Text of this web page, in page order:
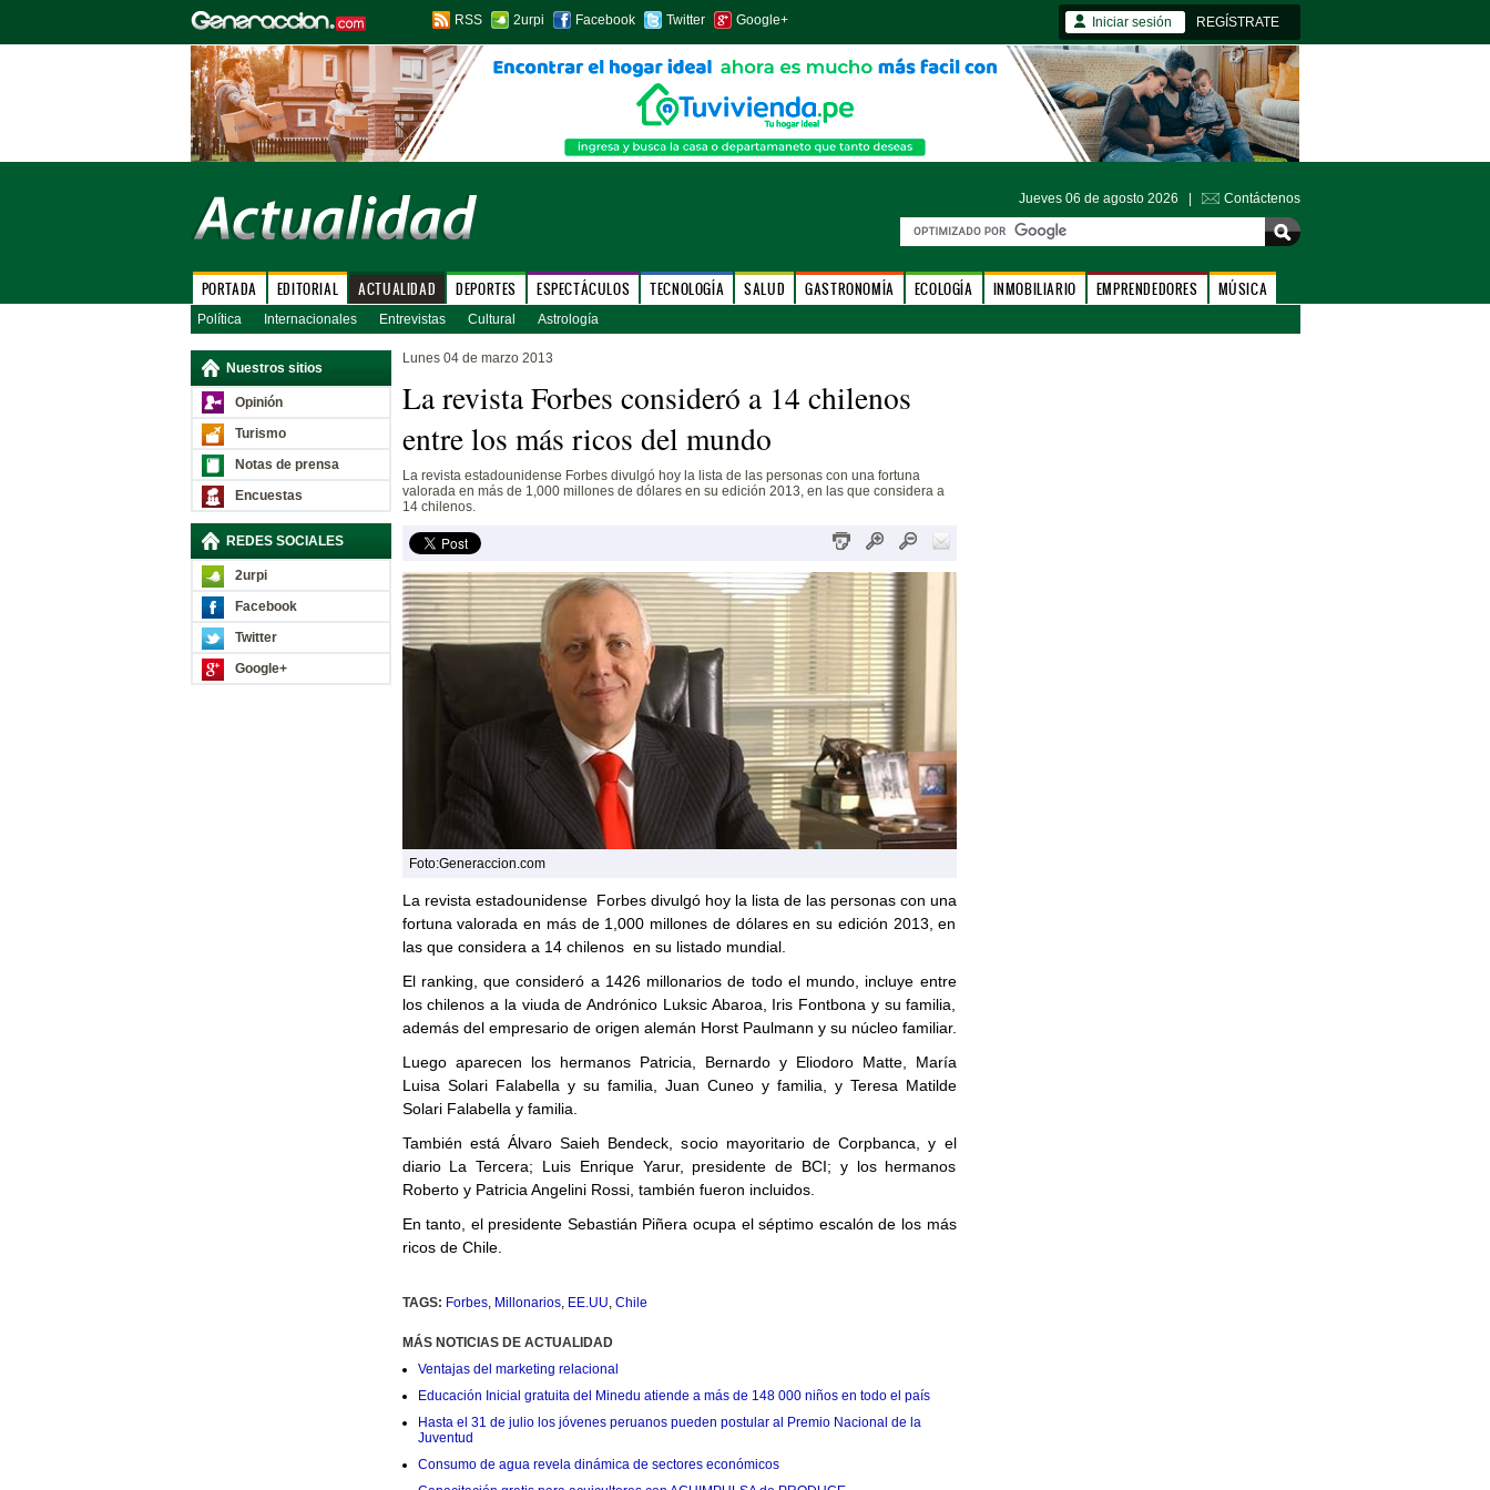
RSS 2urpi Facebook Twitter Google+ Iniciar sesión REGÍSTRATE
Jueves 06 de agosto 2026 | Contáctenos
PORTADA EDITORIAL ACTUALIDAD DEPORTES ESPECTÁCULOS TECNOLOGÍA SALUD GASTRONOMÍA ECOLOGÍA INMOBILIARIO EMPRENDEDORES MÚSICA
Política Internacionales Entrevistas Cultural Astrología
Nuestros sitios
Opinión
Turismo
Notas de prensa
Encuestas
REDES SOCIALES
2urpi
Facebook
Twitter
Google+
Lunes 04 de marzo 2013
La revista Forbes consideró a 14 chilenos
entre los más ricos del mundo
La revista estadounidense Forbes divulgó hoy la lista de las personas con una fortuna
valorada en más de 1,000 millones de dólares en su edición 2013, en las que considera a
14 chilenos.
Foto:Generaccion.com
La revista estadounidense Forbes divulgó hoy la lista de las personas con una
fortuna valorada en más de 1,000 millones de dólares en su edición 2013, en
las que considera a 14 chilenos en su listado mundial.
El ranking, que consideró a 1426 millonarios de todo el mundo, incluye entre
los chilenos a la viuda de Andrónico Luksic Abaroa, Iris Fontbona y su familia,
además del empresario de origen alemán Horst Paulmann y su núcleo familiar.
Luego aparecen los hermanos Patricia, Bernardo y Eliodoro Matte, María
Luisa Solari Falabella y su familia, Juan Cuneo y familia, y Teresa Matilde
Solari Falabella y familia.
También está Álvaro Saieh Bendeck, socio mayoritario de Corpbanca, y el
diario La Tercera; Luis Enrique Yarur, presidente de BCI; y los hermanos
Roberto y Patricia Angelini Rossi, también fueron incluidos.
En tanto, el presidente Sebastián Piñera ocupa el séptimo escalón de los más
ricos de Chile.
TAGS: Forbes, Millonarios, EE.UU, Chile
MÁS NOTICIAS DE ACTUALIDAD
Ventajas del marketing relacional
Educación Inicial gratuita del Minedu atiende a más de 148 000 niños en todo el país
Hasta el 31 de julio los jóvenes peruanos pueden postular al Premio Nacional de la
Juventud
Consumo de agua revela dinámica de sectores económicos